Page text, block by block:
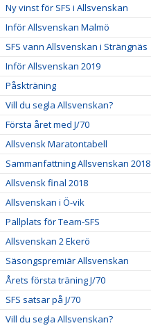
Ny vinst för SFS i Allsvenskan
Inför Allsvenskan Malmö
SFS vann Allsvenskan i Strängnäs
Inför Allsvenskan 2019
Påskträning
Vill du segla Allsvenskan?
Första året med J/70
Allsvensk Maratontabell
Sammanfattning Allsvenskan 2018
Allsvensk final 2018
Allsvenskan i Ö-vik
Pallplats för Team-SFS
Allsvenskan 2 Ekerö
Säsongspremiär Allsvenskan
Årets första träning J/70
SFS satsar på J/70
Vill du segla Allsvenskan?